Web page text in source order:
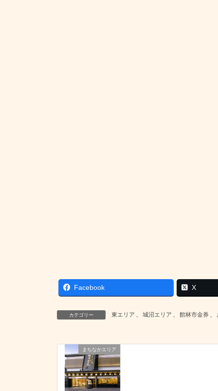
Facebook X
カテゴリー 東エリア 、 城沼エリア 、 館林市金券 、
まちなかエリア